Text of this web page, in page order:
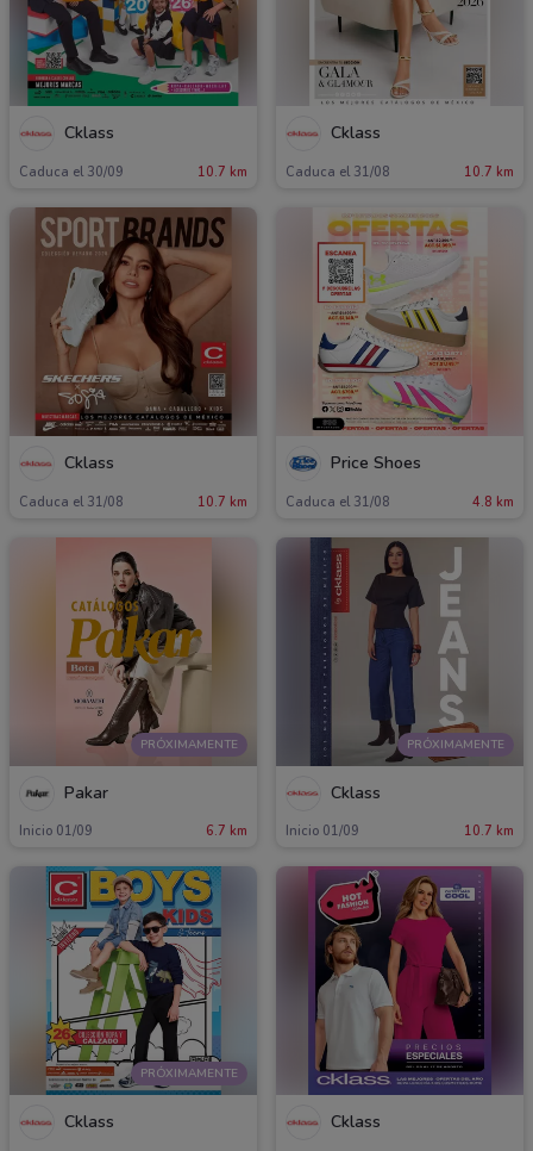
Cklass
Caduca el 30/09 10.7 km
Cklass
Caduca el 31/08 10.7 km
Cklass
Caduca el 31/08 10.7 km
Price Shoes
Caduca el 31/08 4.8 km
PRÓXIMAMENTE
Pakar
Inicio 01/09 6.7 km
PRÓXIMAMENTE
Cklass
Inicio 01/09 10.7 km
PRÓXIMAMENTE
Cklass Cklass